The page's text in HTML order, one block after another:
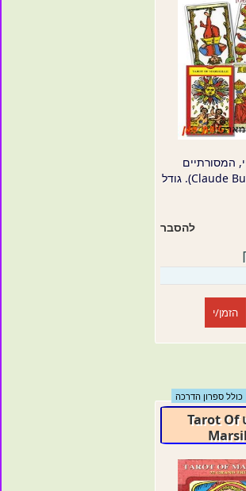
המסורתיים
(Claude Burdel - 1751). גודל
להסבר
הזמן/י
כולל ספרון הדרכה
טארוט Tarot Of